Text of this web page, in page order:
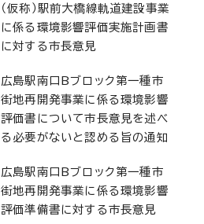
（仮称）駅前大橋線軌道建設事業
に係る環境影響評価実施計画書
に対する市長意見
広島駅南口Bブロック第一種市
街地再開発事業に係る環境影響
評価書について市長意見を述べ
る必要がないと認める旨の通知
広島駅南口Bブロック第一種市
街地再開発事業に係る環境影響
評価準備書に対する市長意見